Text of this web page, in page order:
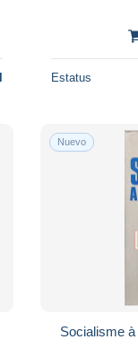
Estatus
Nuevo
Socialisme